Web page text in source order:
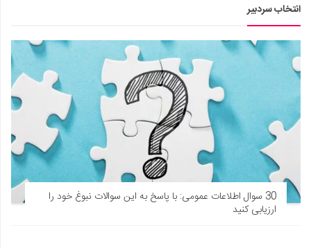
انتخاب سردبیر
30 سوال اطلاعات عمومی: با پاسخ به این سوالات نبوغ خود را
ارزیابی کنید